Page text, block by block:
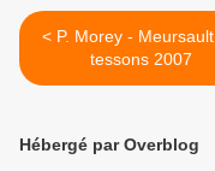
< P. Morey - Meursault les
tessons 2007
Hébergé par Overblog